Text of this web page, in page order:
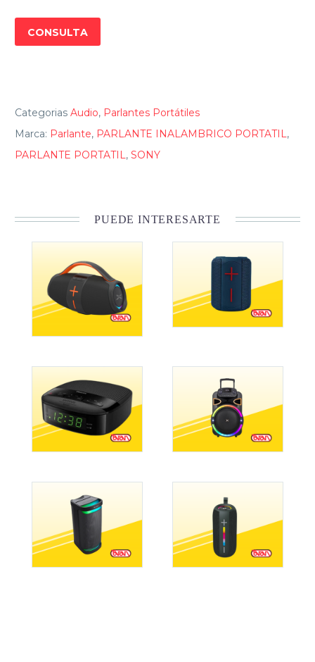
CONSULTA
Categorias Audio, Parlantes Portátiles
Marca: Parlante, PARLANTE INALAMBRICO PORTATIL,
PARLANTE PORTATIL, SONY
PUEDE INTERESARTE